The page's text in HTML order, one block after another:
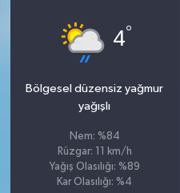
4°
Bölgesel düzensiz yağmur
yağışlı
Nem: %84
Rüzgar: 11 km/h
Yağış Olasılığı: %89
Kar Olasılığı: %4